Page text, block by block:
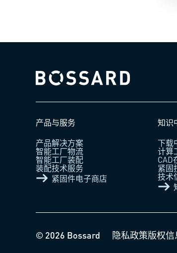
Bossard homepage
产品与服务
产品解决方案
智能工厂物流
智能工厂装配
装配技术服务
紧固件电子商店
知识
下载
计算
CAD
紧固
技术
隐私政策版权信
© 2026 Bossard